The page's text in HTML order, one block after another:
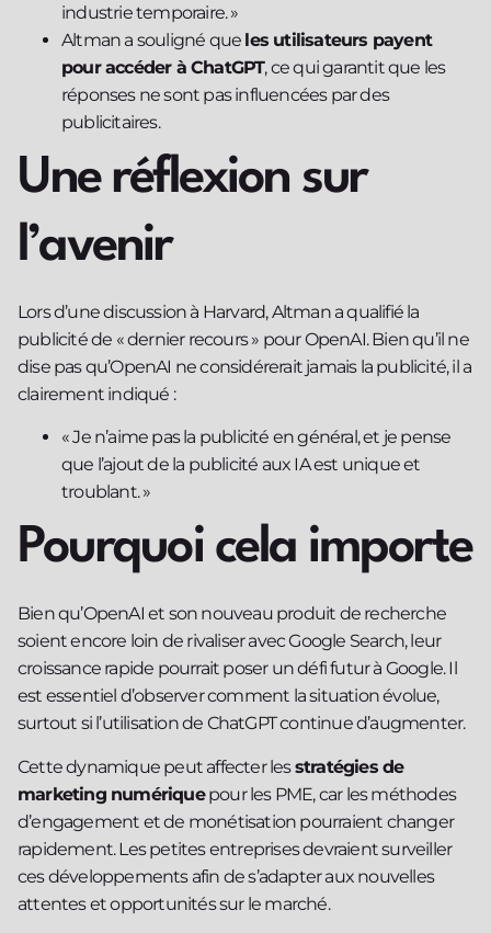
industrie temporaire. »
Altman a souligné que les utilisateurs payent
pour accéder à ChatGPT, ce qui garantit que les
réponses ne sont pas influencées par des
publicitaires.
Une réflexion sur
l’avenir
Lors d’une discussion à Harvard, Altman a qualifié la
publicité de « dernier recours » pour OpenAI. Bien qu’il ne
dise pas qu’OpenAI ne considérerait jamais la publicité, il a
clairement indiqué :
« Je n’aime pas la publicité en général, et je pense
que l’ajout de la publicité aux IA est unique et
troublant. »
Pourquoi cela importe
Bien qu’OpenAI et son nouveau produit de recherche
soient encore loin de rivaliser avec Google Search, leur
croissance rapide pourrait poser un défi futur à Google. Il
est essentiel d’observer comment la situation évolue,
surtout si l’utilisation de ChatGPT continue d’augmenter.
Cette dynamique peut affecter lesstratégies de
marketing numériquepour les PME, car les méthodes
d’engagement et de monétisation pourraient changer
rapidement. Les petites entreprises devraient surveiller
ces développements afin de s’adapter aux nouvelles
attentes et opportunités sur le marché.